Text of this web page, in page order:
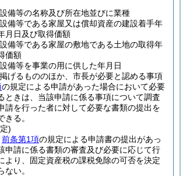
備等の名称及び所在地並びに業種
備等である家屋又は償却資産の建設着手年
月日及び取得価額
備等である家屋の敷地である土地の取得年
価額
備等を事業の用に供した年月日
げるもののほか、市長が必要と認める事項
の規定による申請があった場合において必要
ときは、当該申請に係る事項について調査
請を行った者に対して必要な書類の提出を
きる。
)
前条第1項の規定による申請書の提出があっ
申請に係る書類の審査及び必要に応じて行
より、固定資産税の課税免除の可否を決定
ない。